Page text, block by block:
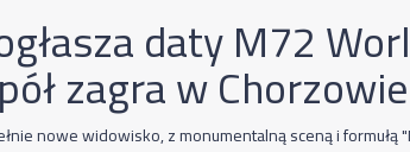
daty M72
zagra w Chorzowie
nowe widowisko, z monumentalną sceną i formułą